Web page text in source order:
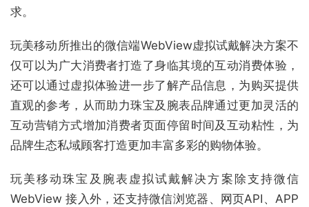
求。
玩美移动所推出的微信端WebView虚拟试戴解决方案不
仅可以为广大消费者打造了身临其境的互动消费体验，
还可以通过虚拟体验进一步了解产品信息，为购买提供
直观的参考，从而助力珠宝及腕表品牌通过更加灵活的
互动营销方式增加消费者页面停留时间及互动粘性，为
品牌生态私域顾客打造更加丰富多彩的购物体验。
玩美移动珠宝及腕表虚拟试戴解决方案除支持微信
WebView 接入外，还支持微信浏览器、网页API、APP